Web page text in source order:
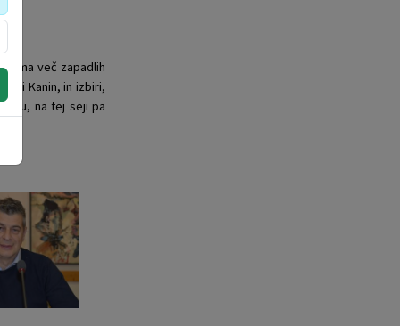
nima več zapadlih
Kanin, in izbiri,
na tej seji pa